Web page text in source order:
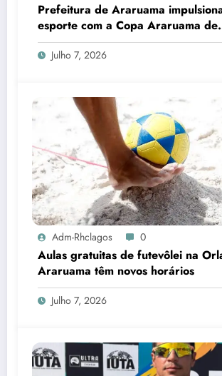
Prefeitura de Araruama
esporte com a Copa Araruama de
Velocross
Julho 7, 2026
Adm-Rhclagos 0
Aulas gratuitas de futevôlei na
Araruama têm novos horários
Julho 7, 2026